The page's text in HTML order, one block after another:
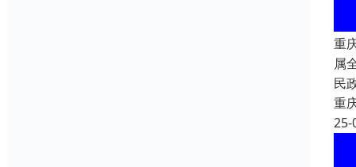
重
属
民
重
25-